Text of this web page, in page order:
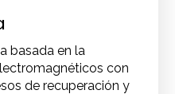
basada en la
con
de recuperación y